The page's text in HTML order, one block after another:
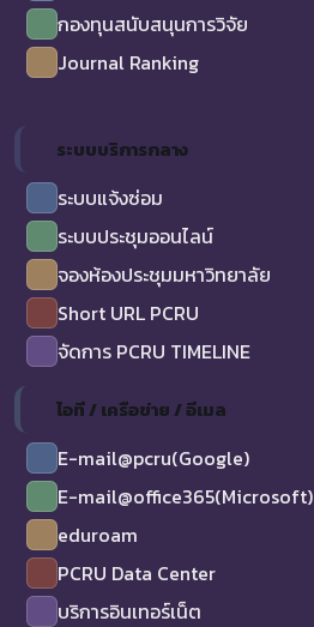
กองทุนสนับสนุนการวิจัย
Journal Ranking
ระบบบริการกลาง
ระบบแจ้งซ่อม
ระบบประชุมออนไลน์
จองห้องประชุมมหาวิทยาลัย
Short URL PCRU
จัดการ PCRU TIMELINE
ไอที / เครือข่าย / อีเมล
E-mail@pcru(Google)
E-mail@office365(Microsoft)
eduroam
PCRU Data Center
บริการอินเทอร์เน็ต